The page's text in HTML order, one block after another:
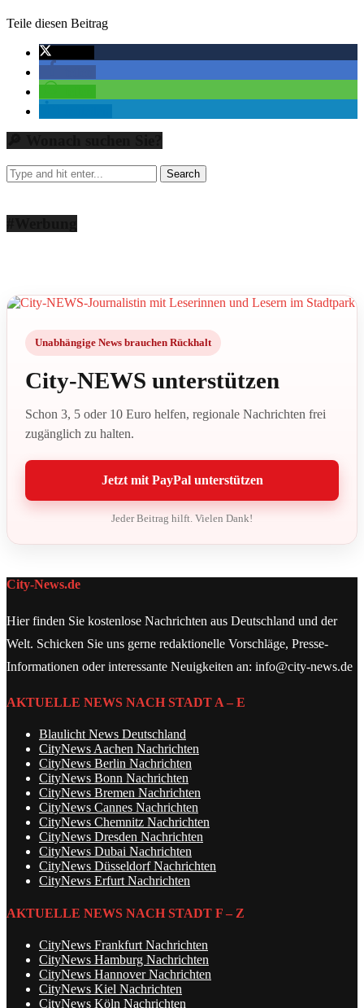
Teile diesen Beitrag
Unabhängige News brauchen Rückhalt
City-NEWS unterstützen
Schon 3, 5 oder 10 Euro helfen, regionale Nachrichten frei
zugänglich zu halten.
Jetzt mit PayPal unterstützen
Jeder Beitrag hilft. Vielen Dank!
City-News.de
Hier finden Sie kostenlose Nachrichten aus Deutschland und der
Welt. Schicken Sie uns gerne redaktionelle Vorschläge, Presse-
Informationen oder interessante Neuigkeiten an: info@city-news.de
AKTUELLE NEWS NACH STADT A – E
Blaulicht News Deutschland
CityNews Aachen Nachrichten
CityNews Berlin Nachrichten
CityNews Bonn Nachrichten
CityNews Bremen Nachrichten
CityNews Cannes Nachrichten
CityNews Chemnitz Nachrichten
CityNews Dresden Nachrichten
CityNews Dubai Nachrichten
CityNews Düsseldorf Nachrichten
CityNews Erfurt Nachrichten
AKTUELLE NEWS NACH STADT F – Z
CityNews Frankfurt Nachrichten
CityNews Hamburg Nachrichten
CityNews Hannover Nachrichten
CityNews Kiel Nachrichten
CityNews Köln Nachrichten